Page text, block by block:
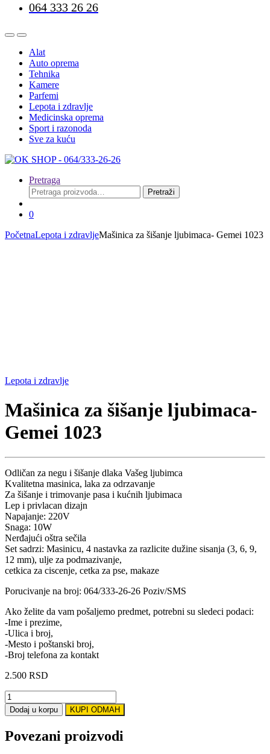
064 333 26 26
Alat
Auto oprema
Tehnika
Kamere
Parfemi
Lepota i zdravlje
Medicinska oprema
Sport i razonoda
Sve za kuću
Pretraga
Pretraga
za:
Pretraži
0
PočetnaLepota i zdravljeMašinica za šišanje ljubimaca- Gemei 1023
Lepota i zdravlje
Mašinica za šišanje ljubimaca-
Gemei 1023
Odličan za negu i šišanje dlaka Vašeg ljubimca
Kvalitetna masinica, laka za odrzavanje
Za šišanje i trimovanje pasa i kućnih ljubimaca
Lep i privlacan dizajn
Napajanje: 220V
Snaga: 10W
Nerđajući oštra sečila
Set sadrzi: Masinicu, 4 nastavka za razlicite dužine sisanja (3, 6, 9,
12 mm), ulje za podmazivanje,
cetkica za ciscenje, cetka za pse, makaze
Porucivanje na broj: 064/333-26-26 Poziv/SMS
Ako želite da vam pošaljemo predmet, potrebni su sledeci podaci:
-Ime i prezime,
-Ulica i broj,
-Mesto i poštanski broj,
-Broj telefona za kontakt
2.500 RSD
Mašinica
za
šišanje
Gemei
Dodaj u korpu KUPI ODMAH
Povezani proizvodi